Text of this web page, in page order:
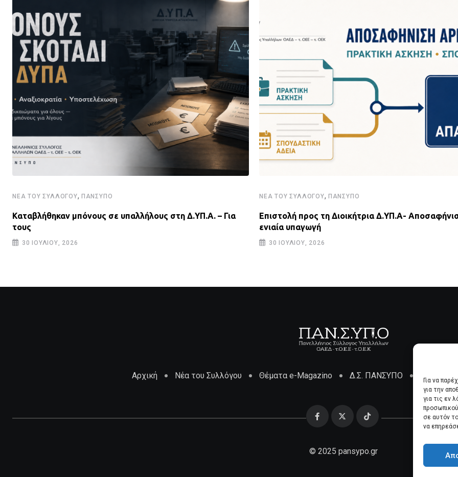
Για να
για την
για τις εν
σε αυτόν
να
ΝΈΑ ΤΟΥ ΣΥΛΛΌΓΟΥ, ΠΑΝΣΥΠΟ
Καταβλήθηκαν μπόνους σε υπαλλήλους στη Δ.ΥΠ.Α. – Για
τους
30 ΙΟΥΛΊΟΥ, 2026
ΝΈΑ ΤΟΥ ΣΥΛΛΌΓΟΥ, ΠΑΝΣΥΠΟ
Επιστολή προς τη Διοικήτρια Δ.ΥΠ.Α-
ενιαία υπαγωγή
30 ΙΟΥΛΊΟΥ, 2026
Αρχική Νέα του Συλλόγου Θέματα e-Magazino Δ.Σ. ΠΑΝΣΥΠΟ
© 2025 pansypo.gr